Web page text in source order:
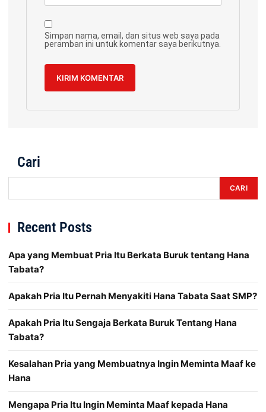
Simpan nama, email, dan situs web saya pada
peramban ini untuk komentar saya berikutnya.
Cari
CARI
Recent Posts
Apa yang Membuat Pria Itu Berkata Buruk tentang Hana
Tabata?
Apakah Pria Itu Pernah Menyakiti Hana Tabata Saat SMP?
Apakah Pria Itu Sengaja Berkata Buruk Tentang Hana
Tabata?
Kesalahan Pria yang Membuatnya Ingin Meminta Maaf ke
Hana
Mengapa Pria Itu Ingin Meminta Maaf kepada Hana